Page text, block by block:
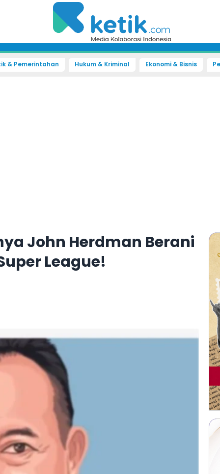
& Pemerintahan Hukum & Kriminal Ekonomi & Bisnis
John Herdman Berani
League!